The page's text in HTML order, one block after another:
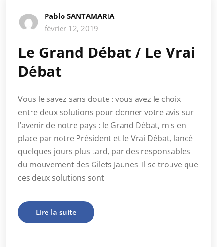
Pablo SANTAMARIA
février 12, 2019
Le Grand Débat / Le Vrai
Débat
Vous le savez sans doute : vous avez le choix
entre deux solutions pour donner votre avis sur
l’avenir de notre pays : le Grand Débat, mis en
place par notre Président et le Vrai Débat, lancé
quelques jours plus tard, par des responsables
du mouvement des Gilets Jaunes. Il se trouve que
ces deux solutions sont
Lire la suite